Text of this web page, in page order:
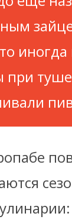
иногда
при